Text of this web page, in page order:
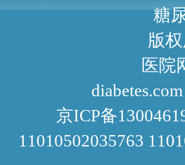
病咨询
版
网址： http://
京ICP备
11010502035763